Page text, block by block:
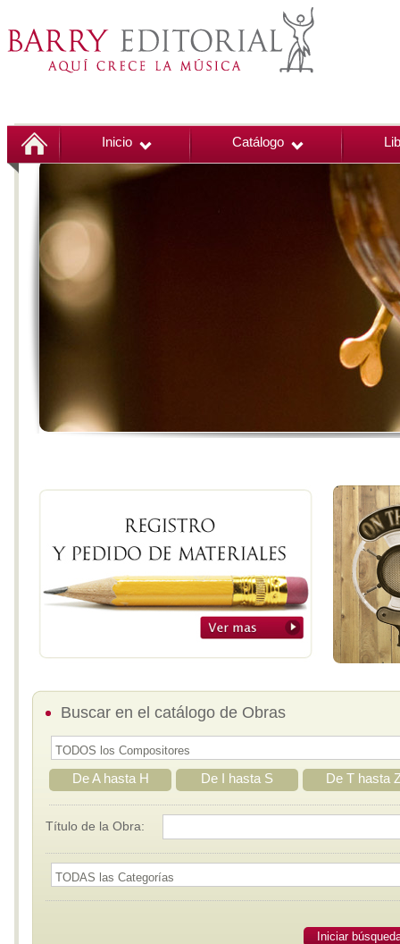
Inicio Catálogo
Buscar en el catálogo de Obras
De A hasta H De I hasta S De T hasta
Título de la Obra:
Iniciar